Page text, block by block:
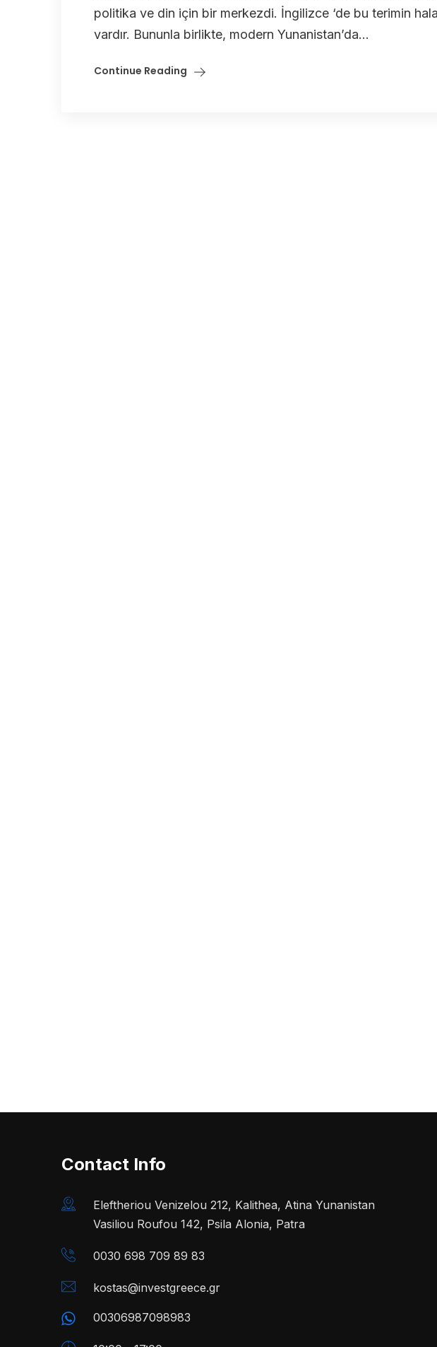
politika ve din için bir merkezdi. İngilizce ‘de bu terimin
vardır. Bununla birlikte, modern Yunanistan’da...
Continue Reading
Contact Info
Eleftheriou Venizelou 212, Kalithea, Atina Yunanistan
Vasiliou Roufou 142, Psila Alonia, Patra
0030 698 709 89 83
kostas@investgreece.gr
00306987098983